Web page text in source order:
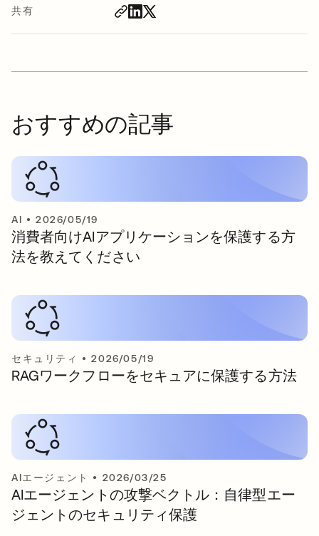
共有
おすすめの記事
AI •2026/05/19
消費者向けAIアプリケーションを保護する方
法を教えてください
セキュリティ •2026/05/19
RAGワークフローをセキュアに保護する方法
AIエージェント • 2026/03/25
AIエージェントの攻撃ベクトル：自律型エー
ジェントのセキュリティ保護